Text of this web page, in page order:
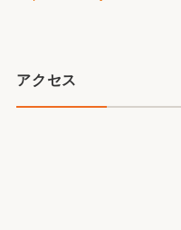
アクセス